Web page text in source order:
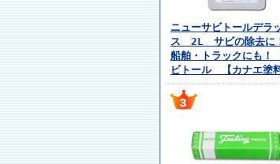
ニューサビトールデラ
ス 2L サビの除去に
船舶・トラックにも
ビトール 【カナエ塗料